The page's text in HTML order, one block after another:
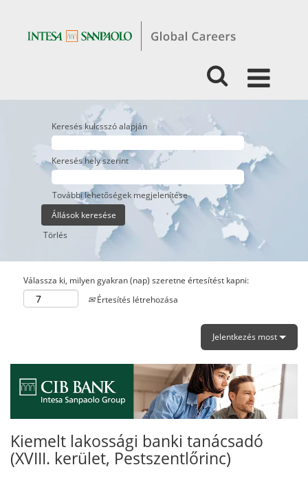
Keresés kulcsszó alapján
Keresés hely szerint
További lehetőségek megjelenítése
Törlés
Válassza ki, milyen gyakran (nap) szeretne értesítést kapni:
Értesítés létrehozása
Jelentkezés most
Kiemelt lakossági banki tanácsadó
(XVIII. kerület, Pestszentlőrinc)